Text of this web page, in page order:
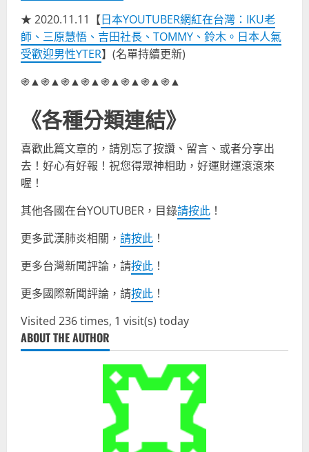
★ 2020.11.11【日本YOUTUBER網紅在台灣：IKU老
師、三原慧悟、吉田社長、TOMMY、鈴木。日本人氣
受歡迎男性YTER】(名單持續更新)
֍▲֍▲֍▲֍▲֍▲֍▲֍▲֍▲
《各種分類連結》
喜歡此篇文章的，請別忘了按讚、留言、或者分享出
去！好心有好報！祝您得眾神相助，好運財運滾滾來
喔！
其他各國在台YOUTUBER，目錄請按此 ！
更多武漢肺炎相關， 請按此 ！
更多台灣新聞評論，請按此 ！
更多國際新聞評論，請按此 ！
Visited 236 times, 1 visit(s) today
ABOUT THE AUTHOR